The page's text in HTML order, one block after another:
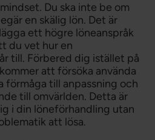
Du ska inte be om
en skälig lön. Det är
ett högre löneanspråk
du vet hur en
till. Förbered dig istället på
att försöka använda
förmåga till anpassning och
till omvärlden. Detta är
i din löneförhandling utan
att lösa.